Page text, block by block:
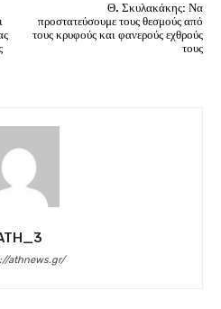
Θ. Σκυλακάκης: Να
προστατεύσουμε τους θεσμούς από
τους κρυφούς και φανερούς εχθρούς
τους
athnews.gr/